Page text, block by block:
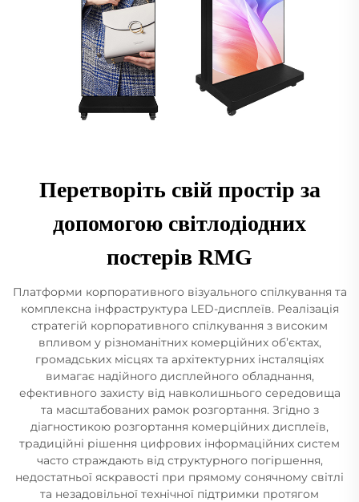
Перетворіть свій простір за
допомогою світлодіодних
постерів RMG
Платформи корпоративного візуального спілкування та
комплексна інфраструктура LED-дисплеїв. Реалізація
стратегій корпоративного спілкування з високим
впливом у різноманітних комерційних об’єктах,
громадських місцях та архітектурних інсталяціях
вимагає надійного дисплейного обладнання,
ефективного захисту від навколишнього середовища
та масштабованих рамок розгортання. Згідно з
діагностикою розгортання комерційних дисплеїв,
традиційні рішення цифрових інформаційних систем
часто страждають від структурного погіршення,
недостатньої яскравості при прямому сонячному світлі
та незадовільної технічної підтримки протягом